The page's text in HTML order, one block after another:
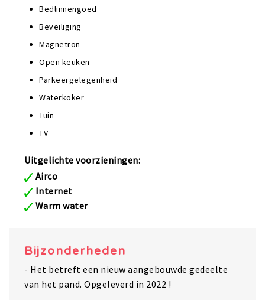
Bedlinnengoed
Beveiliging
Magnetron
Open keuken
Parkeergelegenheid
Waterkoker
Tuin
TV
Uitgelichte voorzieningen:
Airco
Internet
Warm water
Bijzonderheden
- Het betreft een nieuw aangebouwde gedeelte
van het pand. Opgeleverd in 2022 !